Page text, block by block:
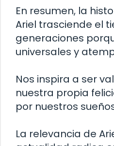
En resumen, la
Ariel trasciende el
generaciones
universales y
Nos inspira a ser
nuestra propia
por nuestros
La relevancia de